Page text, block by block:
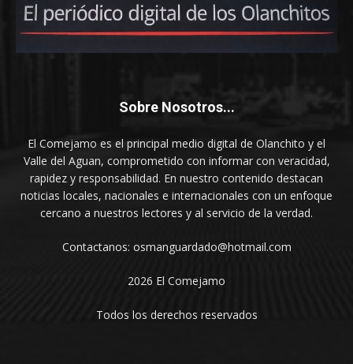
Sobre Nosotros...
El Comejamo es el principal medio digital de Olanchito y el
Valle del Aguan, comprometido con informar con veracidad,
rapidez y responsabilidad. En nuestro contenido destacan
noticias locales, nacionales e internacionales con un enfoque
cercano a nuestros lectores y al servicio de la verdad.
Contactanos: osmanguardado@hotmail.com
2026 El Comejamo
Todos los derechos reservados